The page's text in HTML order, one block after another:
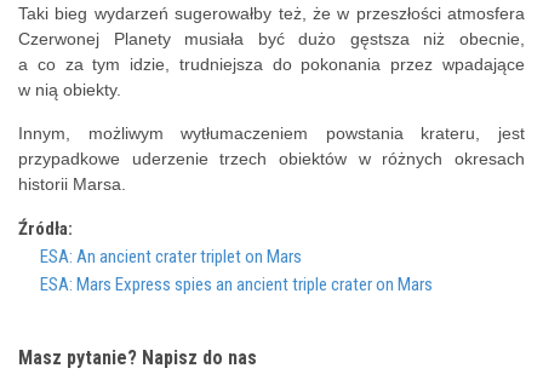
Taki bieg wydarzeń sugerowałby też, że w przeszłości atmosfera
Czerwonej Planety musiała być dużo gęstsza niż obecnie,
a co za tym idzie, trudniejsza do pokonania przez wpadające
w nią obiekty.
Innym, możliwym wytłumaczeniem powstania krateru, jest
przypadkowe uderzenie trzech obiektów w różnych okresach
historii Marsa.
Źródła:
ESA: An ancient crater triplet on Mars
ESA: Mars Express spies an ancient triple crater on Mars
Masz pytanie? Napisz do nas